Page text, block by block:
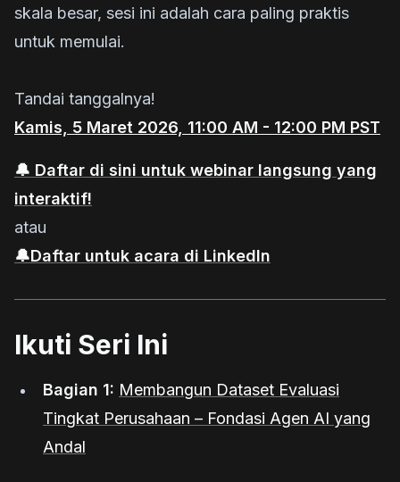
skala besar, sesi ini adalah cara paling praktis
untuk memulai.
Tandai tanggalnya!
Kamis, 5 Maret 2026, 11:00 AM - 12:00 PM PST
🔔 Daftar di sini untuk webinar langsung yang
interaktif!
atau
🔔Daftar untuk acara di LinkedIn
Ikuti Seri Ini
Bagian 1: Membangun Dataset Evaluasi
Tingkat Perusahaan – Fondasi Agen AI yang
Andal